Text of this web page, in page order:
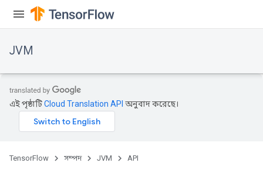
JVM
এই পৃষ্ঠাটিCloud Translation API অনুবাদ করেছে।
TensorFlow সম্পদ JVM API